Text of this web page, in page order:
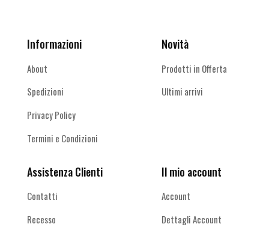
Informazioni
About
Spedizioni
Privacy Policy
Termini e Condizioni
Novità
Prodotti in Offerta
Ultimi arrivi
Assistenza Clienti
Contatti
Recesso
Il mio account
Account
Dettagli Account